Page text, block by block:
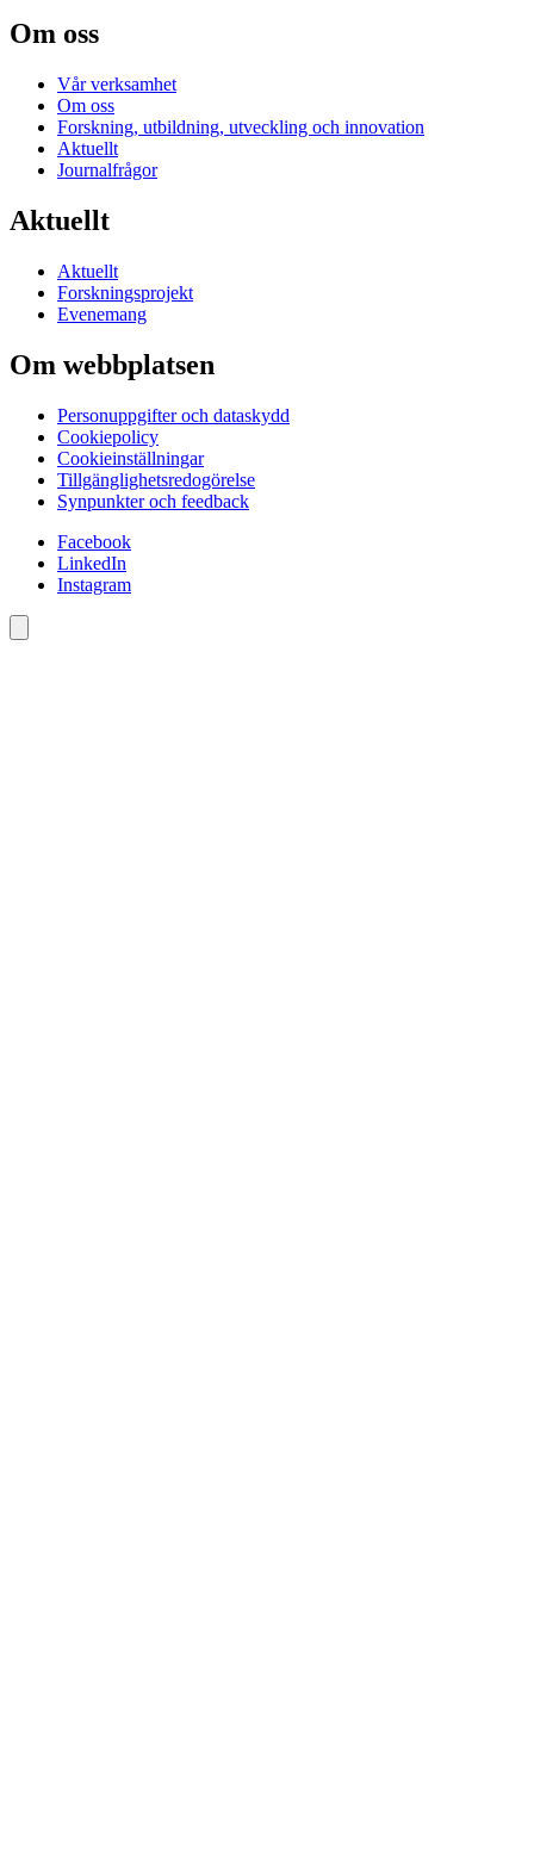
Om oss
Vår verksamhet
Om oss
Forskning, utbildning, utveckling och innovation
Aktuellt
Journalfrågor
Aktuellt
Aktuellt
Forskningsprojekt
Evenemang
Om webbplatsen
Personuppgifter och dataskydd
Cookiepolicy
Cookieinställningar
Tillgänglighetsredogörelse
Synpunkter och feedback
Facebook
LinkedIn
Instagram